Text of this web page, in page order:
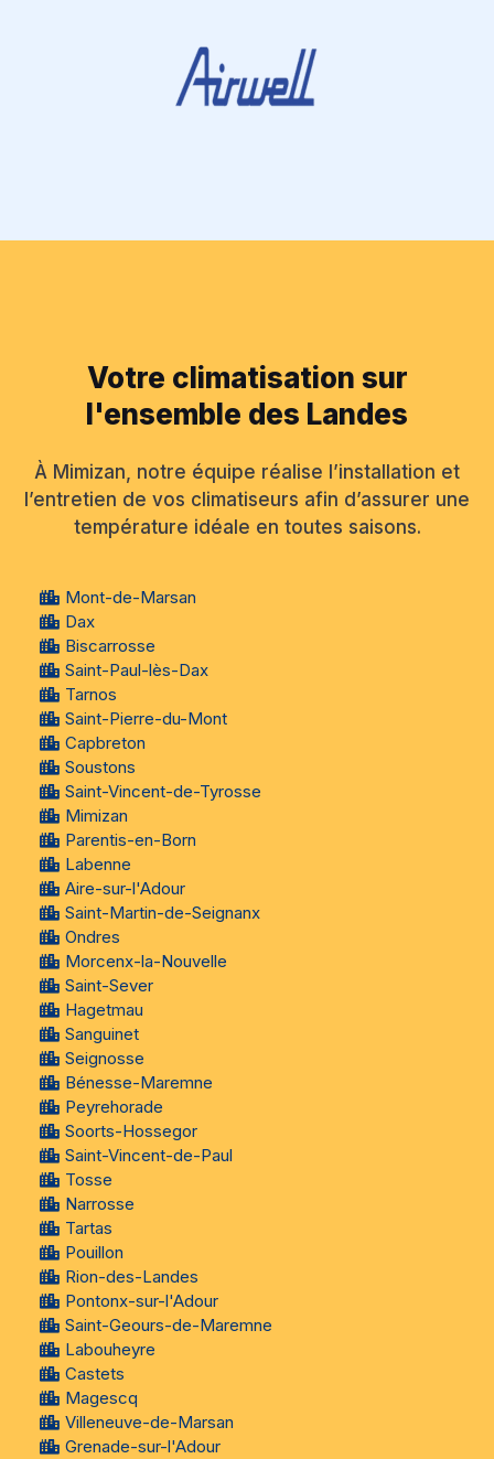
Votre climatisation sur
l'ensemble des Landes
À Mimizan, notre équipe réalise l’installation et
l’entretien de vos climatiseurs afin d’assurer une
température idéale en toutes saisons.
Mont-de-Marsan
Dax
Biscarrosse
Saint-Paul-lès-Dax
Tarnos
Saint-Pierre-du-Mont
Capbreton
Soustons
Saint-Vincent-de-Tyrosse
Mimizan
Parentis-en-Born
Labenne
Aire-sur-l'Adour
Saint-Martin-de-Seignanx
Ondres
Morcenx-la-Nouvelle
Saint-Sever
Hagetmau
Sanguinet
Seignosse
Bénesse-Maremne
Peyrehorade
Soorts-Hossegor
Saint-Vincent-de-Paul
Tosse
Narrosse
Tartas
Pouillon
Rion-des-Landes
Pontonx-sur-l'Adour
Saint-Geours-de-Maremne
Labouheyre
Castets
Magescq
Villeneuve-de-Marsan
Grenade-sur-l'Adour